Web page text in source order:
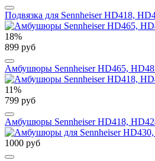
Подвязка для Sennheiser HD418,
18%
899 руб
Амбушюры Sennheiser HD465,
11%
799 руб
Амбушюры Sennheiser HD418,
1000 руб